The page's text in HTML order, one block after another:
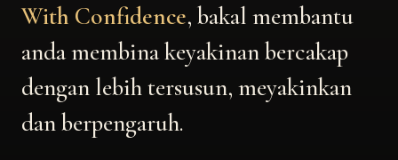
With Confidence, bakal membantu
anda membina keyakinan bercakap
dengan lebih tersusun, meyakinkan
dan berpengaruh.